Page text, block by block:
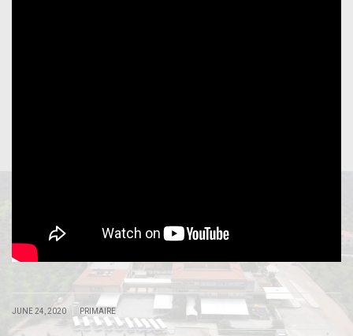
JUNE 24, 2020 PRIMAIRE